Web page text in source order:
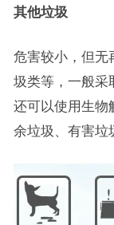
其他垃圾
危害较小，但无
圾类等，一般采
还可以使用生物
余垃圾、有害垃